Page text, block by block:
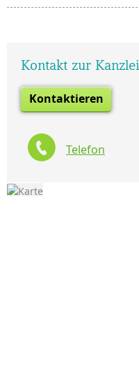
Kontakt zur Kanzlei
Kontaktieren
Telefon